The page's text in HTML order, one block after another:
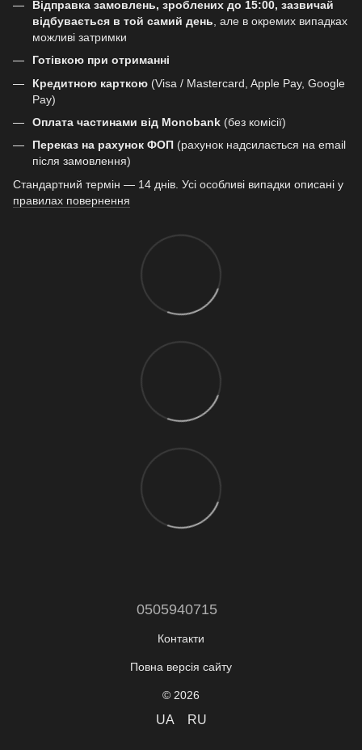
Відправка замовлень, зроблених до 15:00, зазвичай
відбувається в той самий день , але в окремих випадках
можливі затримки
Готівкою при отриманні
Кредитною карткою (Visa / Mastercard, Apple Pay, Google
Pay)
Оплата частинами від Monobank (без комісії)
Переказ на рахунок ФОП (рахунок надсилається на email
після замовлення)
Стандартний термін — 14 днів. Усі особливі випадки описані у
правилах повернення
0505940715
Контакти
Повна версія сайту
© 2026
UA RU